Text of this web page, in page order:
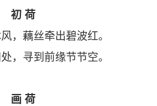
初 荷
，藕丝牵出碧波红。
，寻到前缘节节空。
画 荷